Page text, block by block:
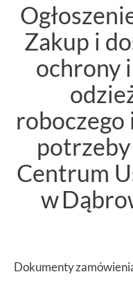
Zakup i
ochrony
roboczego
Centrum
w
Dokumenty